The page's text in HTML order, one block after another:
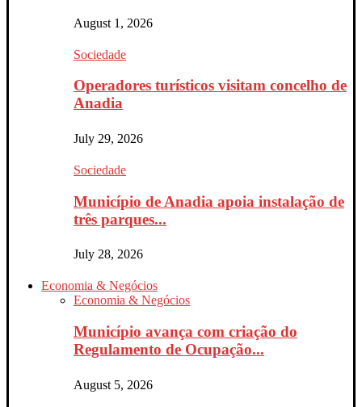
August 1, 2026
Sociedade
Operadores turísticos visitam concelho de
Anadia
July 29, 2026
Sociedade
Município de Anadia apoia instalação de
três parques...
July 28, 2026
Economia & Negócios
Economia & Negócios
Município avança com criação do
Regulamento de Ocupação...
August 5, 2026